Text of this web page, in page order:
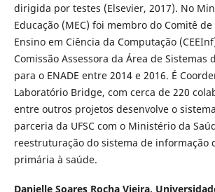
dirigida por testes (Elsevier, 2017). No
Educação (MEC) foi membro do Comitê
Ensino em Ciência da Computação
Comissão Assessora da Área de Sistemas
para o ENADE entre 2014 e 2016. É
Laboratório Bridge, com cerca de 220
entre outros projetos desenvolve o sistema
parceria da UFSC com o Ministério da
reestruturação do sistema de informação
primária à saúde.
Danielle Soares Rocha Vieira,